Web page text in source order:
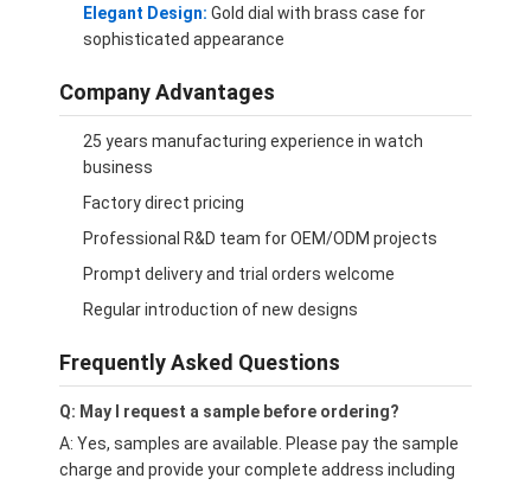
Elegant Design: Gold dial with brass case for
sophisticated appearance
Company Advantages
25 years manufacturing experience in watch
business
Factory direct pricing
Professional R&D team for OEM/ODM projects
Prompt delivery and trial orders welcome
Regular introduction of new designs
Frequently Asked Questions
Q: May I request a sample before ordering?
A: Yes, samples are available. Please pay the sample
charge and provide your complete address including